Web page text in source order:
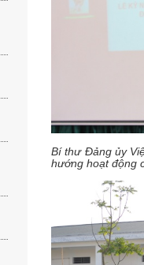
Bí thư Đảng ủy
hướng hoạt động